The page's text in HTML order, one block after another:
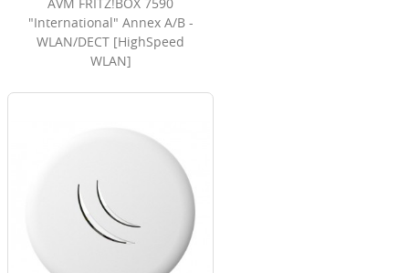
AVM FRITZ!BOX 7590
"International" Annex A/B -
WLAN/DECT [HighSpeed
WLAN]